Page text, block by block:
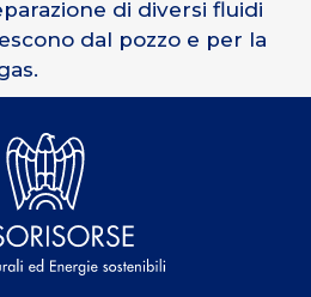
di diversi fluidi
dal pozzo e per la